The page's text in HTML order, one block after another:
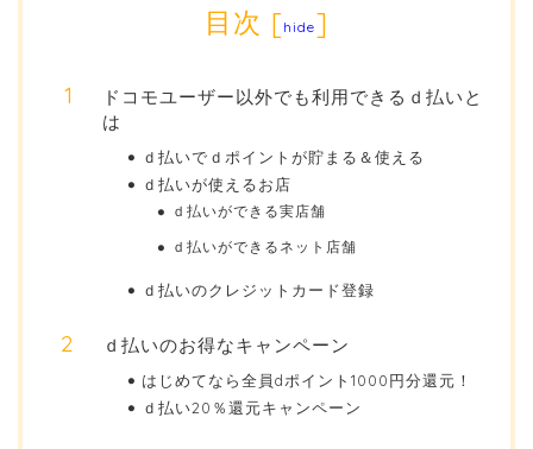
目次 [hide]
ドコモユーザー以外でも利用できるｄ払いと
は
ｄ払いでｄポイントが貯まる＆使える
ｄ払いが使えるお店
ｄ払いができる実店舗
ｄ払いができるネット店舗
ｄ払いのクレジットカード登録
ｄ払いのお得なキャンペーン
はじめてなら全員dポイント1000円分還元！
ｄ払い20％還元キャンペーン